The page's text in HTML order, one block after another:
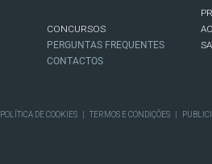
CONCURSOS
PERGUNTAS FREQUENTES
CONTACTOS
POLÍTICA DE COOKIES TERMOS E CONDIÇÕES